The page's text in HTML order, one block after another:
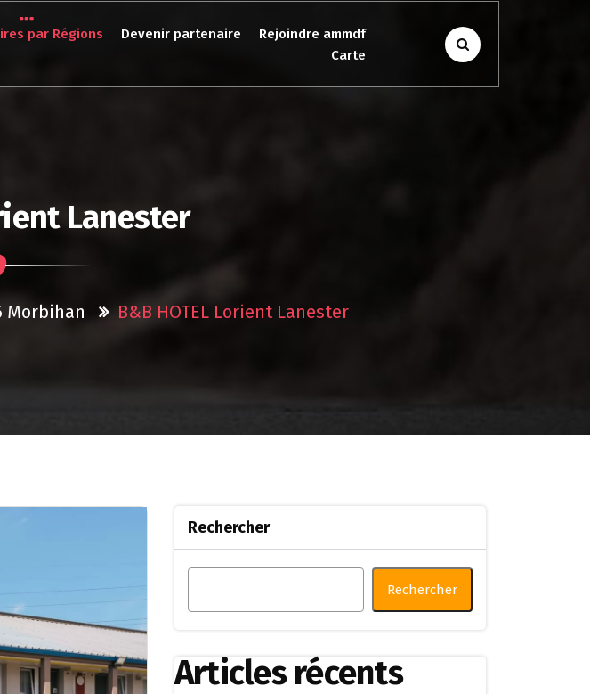
par Régions Devenir partenaire
Rejoindre ammdf
Carte
Lanester
Morbihan B&B HOTEL Lorient Lanester
Rechercher
Rechercher
Articles récents